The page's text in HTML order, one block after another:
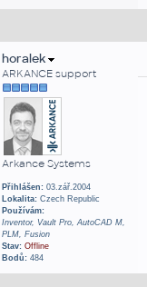
horalek
ARKANCE support
Arkance Systems
Přihlášen:03.zář.2004
Lokalita:Czech Republic
Používám:
Inventor, Vault Pro, AutoCAD M,
PLM, Fusion
Stav: Offline
Bodů:484